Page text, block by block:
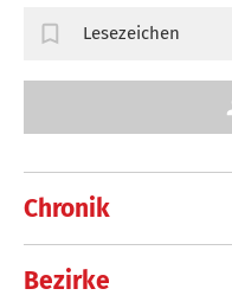
Chronik
Bezirke
Lesezeichen